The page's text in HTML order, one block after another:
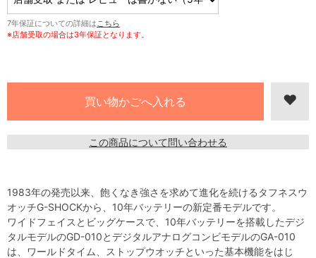
7年保証についての詳細は こちら
※店舗受取の場合は3年保証となります。
この商品について問い合わせる
1983年の発売以来、飽くなき強さを求めて進化を続けるタフネスウ
オッチG-SHOCKから、10年バッテリーの新定番モデルです。
ワイドフェイスとビッグケースで、10年バッテリーを搭載したデジ
タルモデルのGD-010とデジタルアナログコンビモデルのGA-010
は、ワールドタイム、ストップウオッチといった基本機能をはじ